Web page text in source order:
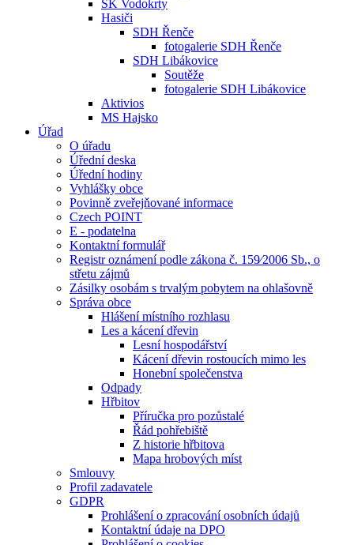
SK Vodokrty
Hasiči
SDH Řenče
fotogalerie SDH Řenče
SDH Libákovice
Soutěže
fotogalerie SDH Libákovice
Aktivios
MS Hajsko
Úřad
O úřadu
Úřední deska
Úřední hodiny
Vyhlášky obce
Povinně zveřejňované informace
Czech POINT
E - podatelna
Kontaktní formulář
Registr oznámení podle zákona č. 159⁄2006 Sb., o
střetu zájmů
Zásilky osobám s trvalým pobytem na ohlašovně
Správa obce
Hlášení místního rozhlasu
Les a kácení dřevin
Lesní hospodářství
Kácení dřevin rostoucích mimo les
Honební společenstva
Odpady
Hřbitov
Příručka pro pozůstalé
Řád pohřebiště
Z historie hřbitova
Mapa hrobových míst
Smlouvy
Profil zadavatele
GDPR
Prohlášení o zpracování osobních údajů
Kontaktní údaje na DPO